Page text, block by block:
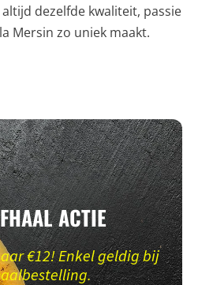
dezelfde kwaliteit, passie
Mersin zo uniek maakt.
ACTIE
€12! Enkel geldig bij